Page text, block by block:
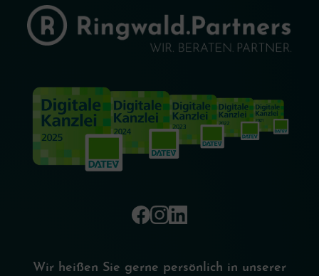
Wir heißen Sie gerne persönlich in unserer